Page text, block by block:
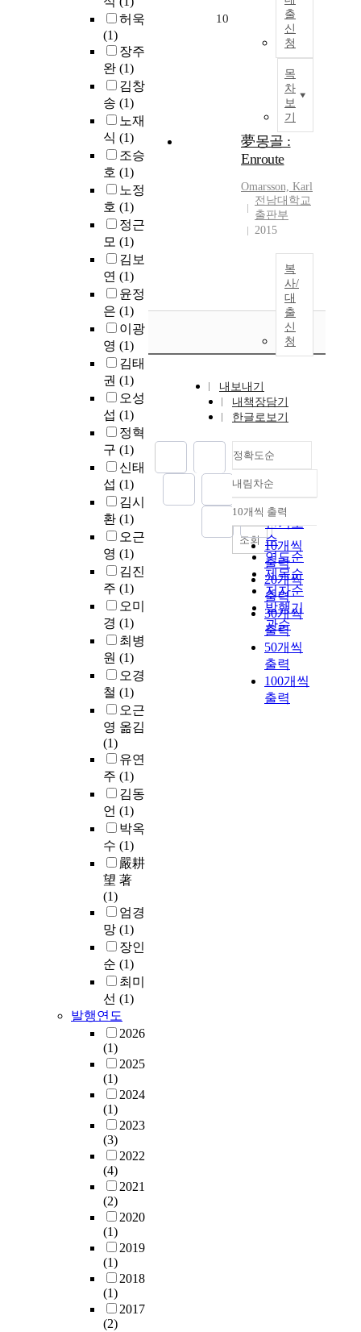
허욱
(1)
장주
완 (1)
김창
송 (1)
노재
식 (1)
조승
호 (1)
노정
호 (1)
정근
모 (1)
김보
연 (1)
윤정
은 (1)
이광
영 (1)
김태
권 (1)
오성
섭 (1)
정혁
구 (1)
신태
섭 (1)
김시
환 (1)
오근
영 (1)
김진
주 (1)
오미
경 (1)
최병
원 (1)
오경
철 (1)
오근
영 옮김
(1)
유연
주 (1)
김동
언 (1)
박옥
수 (1)
嚴耕
望 著
(1)
엄경
망 (1)
장인
순 (1)
최미
선 (1)
발행연도
2026
(1)
2025
(1)
2024
(1)
2023
(3)
2022
(4)
2021
(2)
2020
(1)
2019
(1)
2018
(1)
2017
(2)
출
신
청
목
차
보
기
10
夢몽골 :
Enroute
Omarsson, Karl
전남대학교
출판부
2015
복
사/
대
출
신
청
내보내기
내책장담기
한글로보기
정확도순
정확도
순
인기도
순
연도순
제목순
저자순
발행기
관순
내림차순
내림차순
10개씩 출력
10개씩
출력
20개씩
출력
30개씩
출력
50개씩
출력
100개씩
출력
조회